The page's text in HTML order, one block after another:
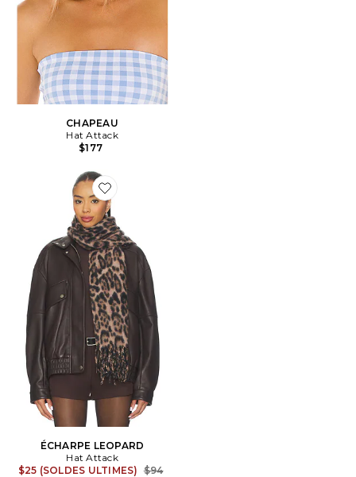
CHAPEAU
Hat Attack
$177
Favorite ÉCHARPE LEOPARD
ÉCHARPE LEOPARD
Hat Attack
$25 (SOLDES ULTIMES) Previous price:
$94